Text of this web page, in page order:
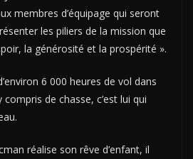
membres d’équipage qui seront
les piliers de la mission que
la générosité et la prospérité ».
6 000 heures de vol dans
compris de chasse, c’est lui qui
réalise son rêve d’enfant, il